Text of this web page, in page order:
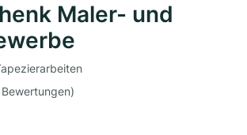
Maler- und